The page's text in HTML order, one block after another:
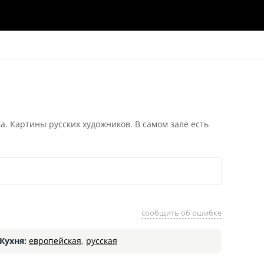
русских художников. В самом зале есть
сообщить об ошибке
европейская, русская